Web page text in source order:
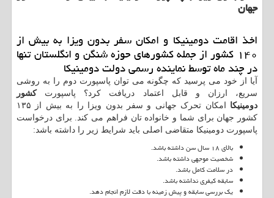
جهان
اخذ اقامت دومینیکا و امکان سفر بدون ویزا به بیش از
۱۴۰ کشور از جمله کشورهای حوزه شنگن و انگلستان تنها
در چند ماه توسط نماینده رسمی دولت دومینیکا
آیا از خود می پرسید که چگونه می توان پاسپورت دوم را به روشی
سریع، ارزان و قابل اعتماد دریافت کرد؟ پاسپورتکشور
دومینیکا
امکان تحرک جهانی و سفر بدون ویزا را به بیش از ۱۳۵
کشور جهان برای شما و خانواده تان فراهم می کند. برای درخواست
پاسپورت دومینیکا متقاضی اصلی باید شرایط زیر را داشته باشد:
بالای ۱۸ سال سن داشته باشد.
شخصیت موجهی داشته باشد.
در سلامت کامل باشد.
سابقه کیفری نداشته باشد.
یک بررسی سابقه و پیش زمینه با دقت لازم انجام دهد.